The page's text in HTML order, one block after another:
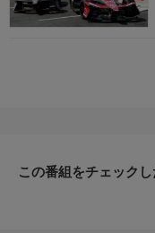
この番組をチェック